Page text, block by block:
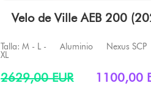
Velo de Ville AEB 200
Talla: M - L -
XL
Aluminio Nexus SCP
2629,00 EUR 1100,00